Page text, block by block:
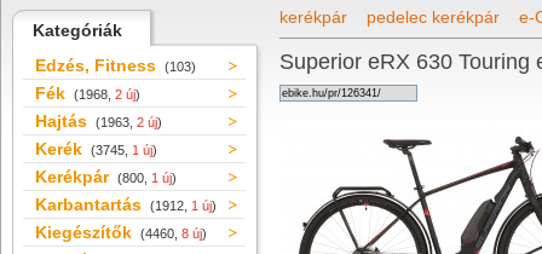
Kategóriák
Edzés, Fitness (103)
Fék (1968, 2 új)
Hajtás (1963, 2 új)
Kerék (3745, 1 új)
Kerékpár (800, 1 új)
Karbantartás (1912, 1 új)
Kiegészítők (4460, 8 új)
kerékpár pedelec kerékpár e-
Superior eRX 630 Touring